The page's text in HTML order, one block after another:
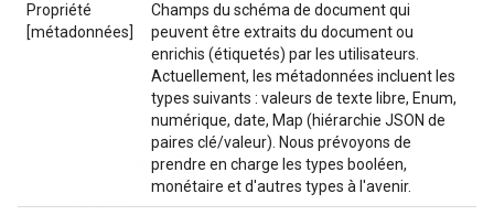
Propriété
[métadonnées]
Champs du schéma de document qui
peuvent être extraits du document ou
enrichis (étiquetés) par les utilisateurs.
Actuellement, les métadonnées incluent les
types suivants : valeurs de texte libre, Enum,
numérique, date, Map (hiérarchie JSON de
paires clé/valeur). Nous prévoyons de
prendre en charge les types booléen,
monétaire et d'autres types à l'avenir.